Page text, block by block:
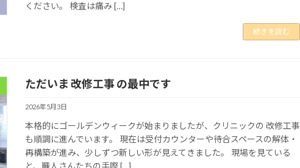
ください。 検査は痛み […]
続きを読む
ただいま 改修工事 の最中です
2026年5月3日
本格的にゴールデンウィークが始まりましたが、クリニックの 改修工事
も順調に進んでいます。 現在は受付カウンターや待合スペースの解体・
再構築が進み、少しずつ新しい形が見えてきました。 現場を見ている
と、職人さんたちの手際 […]